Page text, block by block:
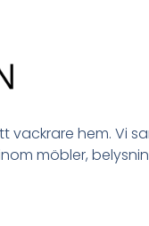
vackrare hem. Vi
möbler,